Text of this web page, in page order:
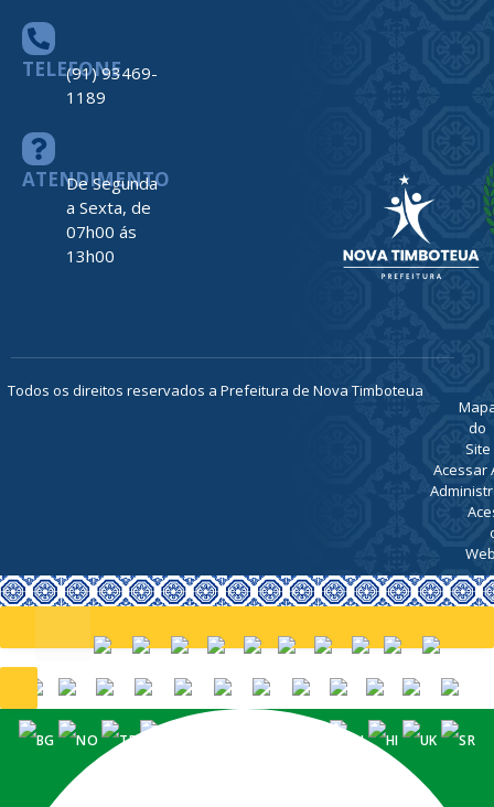
TELEFONE
(91) 93469-
1189
ATENDIMENTO
De Segunda
a Sexta, de
07h00 ás
13h00
Todos os direitos reservados a Prefeitura de Nova Timboteua
do
Site
Acessar